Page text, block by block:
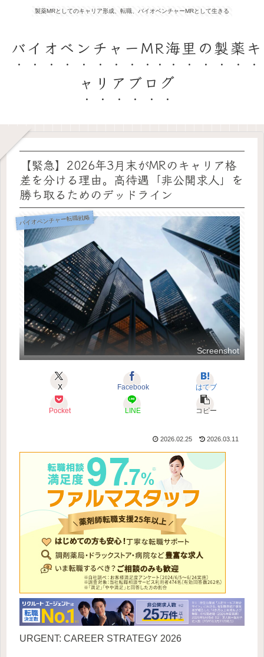
製薬MRとしてのキャリア形成、転職、バイオベンチャーMRとして生きる
バイオベンチャーMR海里の製薬キ
ャリアブログ
【緊急】2026年3月末がMRのキャリア格
差を分ける理由。高待遇「非公開求人」を
勝ち取るためのデッドライン
バイオベンチャー転職戦略
Screenshot
X Facebook はてブ
Pocket LINE コピー
2026.02.25 2026.03.11
URGENT: CAREER STRATEGY 2026